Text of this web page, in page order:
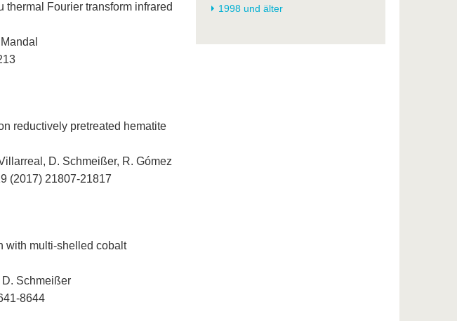
Fourier transform infrared
reductively pretreated hematite
D. Schmeißer, R. Gómez
(2017) 21807-21817
with multi-shelled cobalt
D. Schmeißer
8644
1998 und älter